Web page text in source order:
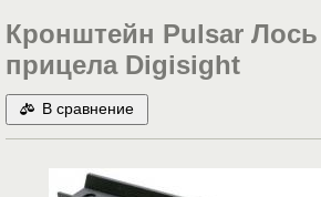
Кронштейн Pulsar
прицела Digisight
В сравнение